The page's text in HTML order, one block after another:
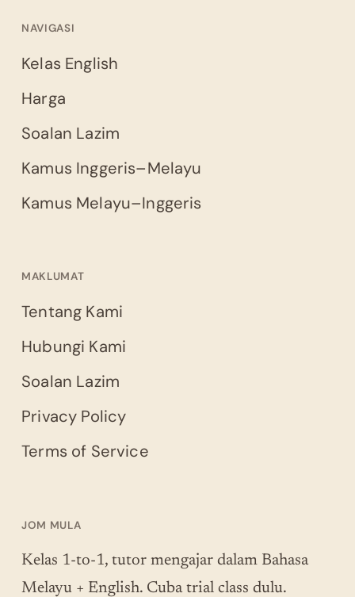
NAVIGASI
Kelas English
Harga
Soalan Lazim
Kamus Inggeris–Melayu
Kamus Melayu–Inggeris
MAKLUMAT
Tentang Kami
Hubungi Kami
Soalan Lazim
Privacy Policy
Terms of Service
JOM MULA
Kelas 1-to-1, tutor mengajar dalam Bahasa
Melayu + English. Cuba trial class dulu.